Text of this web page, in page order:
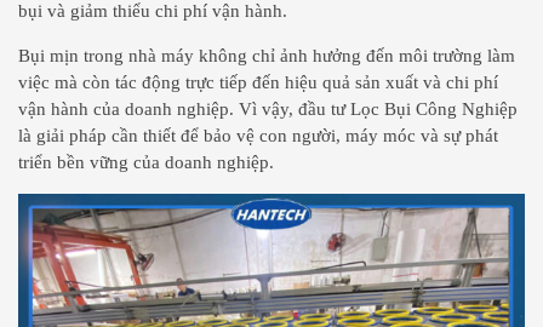
bụi và giảm thiểu chi phí vận hành.
Bụi mịn trong nhà máy không chỉ ảnh hưởng đến môi trường làm
việc mà còn tác động trực tiếp đến hiệu quả sản xuất và chi phí
vận hành của doanh nghiệp. Vì vậy, đầu tư Lọc Bụi Công Nghiệp
là giải pháp cần thiết để bảo vệ con người, máy móc và sự phát
triển bền vững của doanh nghiệp.